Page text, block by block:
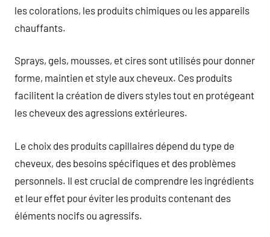
les colorations, les produits chimiques ou les appareils
chauffants.
Sprays, gels, mousses, et cires sont utilisés pour donner
forme, maintien et style aux cheveux. Ces produits
facilitent la création de divers styles tout en protégeant
les cheveux des agressions extérieures.
Le choix des produits capillaires dépend du type de
cheveux, des besoins spécifiques et des problèmes
personnels. Il est crucial de comprendre les ingrédients
et leur effet pour éviter les produits contenant des
éléments nocifs ou agressifs.